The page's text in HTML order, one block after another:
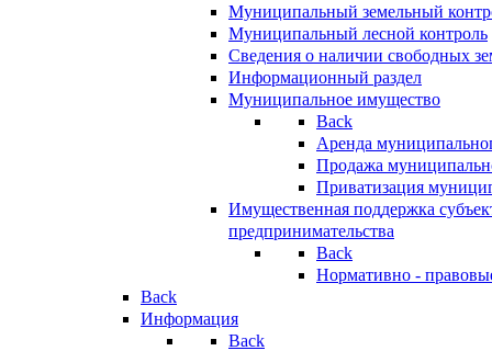
Муниципальный земельный
Муниципальный лесной контроль
Сведения о наличии свободных
Информационный раздел
Муниципальное имущество
Back
Аренда
Продажа
Приватизация
Имущественная поддержка
предпринимательства
Back
Нормативно -
Back
Информация
Back